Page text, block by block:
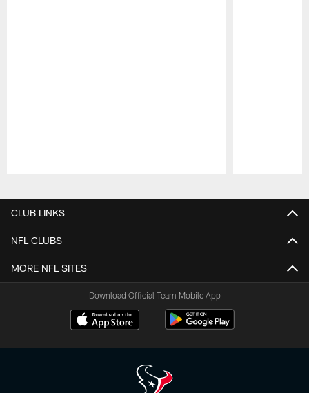
CLUB LINKS
NFL CLUBS
MORE NFL SITES
Download Official Team Mobile App